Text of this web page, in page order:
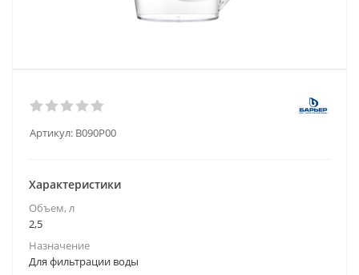
Артикул: В090Р00
Характеристики
Объем, л
2,5
Назначение
Для фильтрации воды